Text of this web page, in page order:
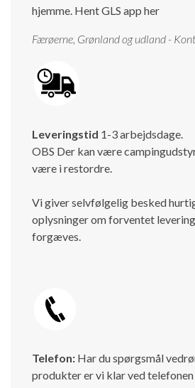
hjemme. Hent GLS app her
Færøerne, Grønland og udland -
Leveringstid 1-3 arbejdsdage.
OBS Der kan være
være i restordre.
Vi giver selvfølgelig besked
oplysninger om forventet
forgæves.
Telefon: Har du spørgsmål
produkter er vi klar ved